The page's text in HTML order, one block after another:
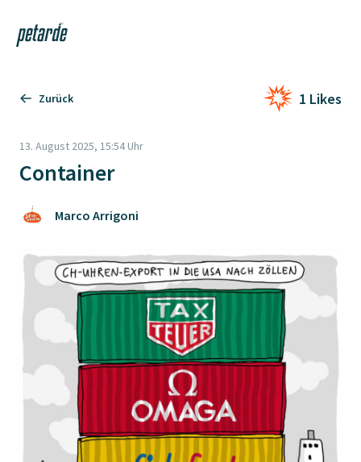
Zur Startseite
Zurück 1 Likes
13. August 2025, 15:54 Uhr
Container
Marco Arrigoni